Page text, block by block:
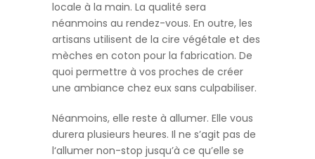
locale à la main. La qualité sera
néanmoins au rendez-vous. En outre, les
artisans utilisent de la cire végétale et des
mèches en coton pour la fabrication. De
quoi permettre à vos proches de créer
une ambiance chez eux sans culpabiliser.
Néanmoins, elle reste à allumer. Elle vous
durera plusieurs heures. Il ne s’agit pas de
l‘allumer non-stop jusqu’à ce qu’elle se